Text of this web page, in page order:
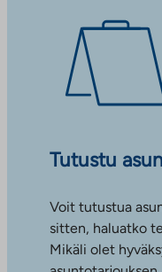
Tutustu
Voit tutustua
sitten, haluatko
Mikäli olet